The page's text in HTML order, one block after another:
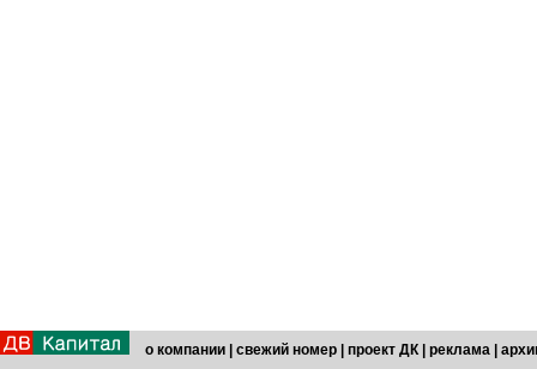
о компании свежий номер проект ДК реклама